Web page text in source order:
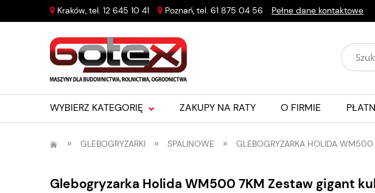
Kraków, tel. 12 645 10 41 Poznań, tel. 61 875 04 56 Pełne dane kontaktowe
WYBIERZ KATEGORIĘ ZAKUPY NA RATY O FIRMIE
» GLEBOGRYZARKI » SPALINOWE » GLEBOGRYZARKA HOLIDA WM500
Glebogryzarka Holida WM500 7KM Zestaw gigant